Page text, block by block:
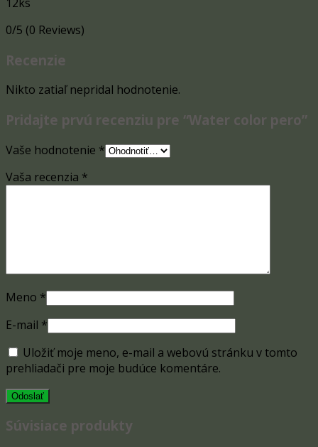
0/5 (0 Reviews)
Recenzie
Nikto zatiaľ nepridal hodnotenie.
Pridajte prvú recenziu pre “Water color pero”
Vaše hodnotenie *
Vaša recenzia *
Meno *
E-mail *
Uložiť moje meno, e-mail a webovú stránku v tomto
prehliadači pre moje budúce komentáre.
Súvisiace produkty